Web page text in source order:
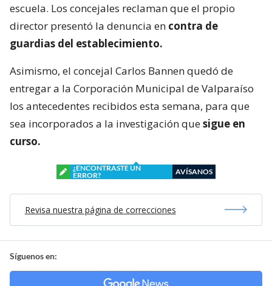
escuela. Los concejales reclaman que el propio
director presentó la denuncia en contra de
guardias del establecimiento.
Asimismo, el concejal Carlos Bannen quedó de
entregar a la Corporación Municipal de Valparaíso
los antecedentes recibidos esta semana, para que
sea incorporados a la investigación quesigue en
curso.
¿ENCONTRASTE UN
ERROR?
AVÍSANOS
Revisa nuestra página de correcciones
Síguenos en: